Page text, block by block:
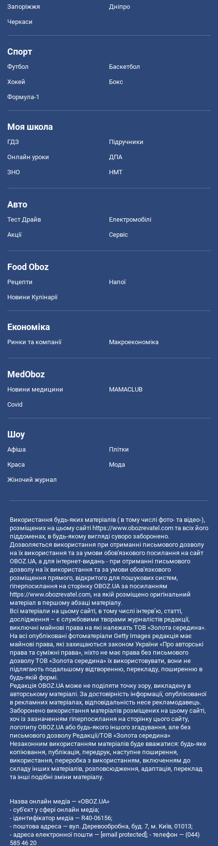
Запоріжжя Дніпро
Черкаси
Спорт
Футбол Баскетбол
Хокей Бокс
Формула-1
Моя школа
ГДЗ Підручники
Онлайн уроки ДПА
ЗНО НМТ
Авто
Тест Драйв Електромобілі
Акції Сервіс
Food Oboz
Рецепти Напої
Новини Кулінарії
Економіка
Ринки та компанії Макроекономіка
MedOboz
Новини медицини MAMACLUB
Covid
Шоу
Афіша Плітки
Краса Мода
Жіночий журнал
Використання будь-яких матеріалів ( в тому числі фото- та відео-),
розміщених на цьому сайті https://www.obozrevatel.com та всіх його
піддоменах, в будь-якому вигляді суворо заборонено.
Дозволяється використання при отриманні письмового дозволу
на їх використання та за умови обов'язкового посилання на сайт
OBOZ.UA, а для інтернет-видань - при отриманні письмового
дозволу на їх використання та за умови обов'язкового
розміщення прямого, відкритого для пошукових систем,
гіперпосилання на сторінку OBOZ.UA за посиланням
https://www.obozrevatel.com, на якій розміщено оригінальний
матеріал в першому абзаці матеріалу.
Всі матеріали на цьому сайті, в тому числі інтерв’ю, статті,
дослідження – є службовими творами журналістів редакції,
виключні майнові права на які належать ТОВ «Золота середина».
На всі опубліковані фотоматеріали Getty Images редакція має
майнові права, які захищаються законом України «Про авторські
права та суміжні права», ніхто не має права без письмового
дозволу ТОВ «Золота середина» їх використовувати, вони не
підлягають подальшому відтворенню, перекладу, поширенню в
будь-якій формі.
Редакція OBOZ.UA може не поділяти точку зору, викладену в
авторському матеріалі. За достовірність інформації, опублікованої
в рекламних матеріалах, відповідальність несе рекламодавець.
Заборонено використання матеріалів розміщених на цьому сайті,
хоч із зазначенням гіперпосилання на сторінку цього сайту,
логотипу OBOZ.UA або будь-якого іншого згадування, але без
письмового дозволу Редакції/ТОВ «Золота середина»
Незаконним використанням матеріалів буде вважатися: будь-яке
копiювання, публiкацiя, передрук, наступне поширення,
використання, переробка з використанням, включенням до
складу інших матеріалів, розповсюдження, адаптація, переклад
та інші подібні зміни матеріалу.
Назва онлайн медіа — «OBOZ.UA»
- суб'єкт у сфері онлайн медіа;
- ідентифікатор медіа — R40-06156;
- поштова адреса — вул. Деревообробна, буд. 7, м. Київ, 01013;
- адреса електронної пошти — [email protected]; - телефон — (044)
585 46 20